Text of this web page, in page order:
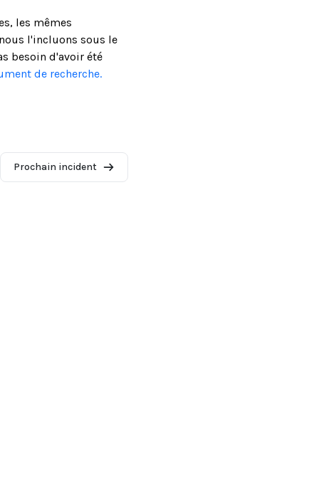
les mêmes
l'incluons sous le
besoin d'avoir été
de recherche.
Prochain incident